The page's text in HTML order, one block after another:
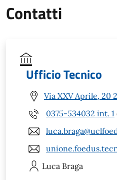
Contatti
Ufficio Tecnico
Via XXV Aprile, 20
0375-534032 int. 1
Luca Braga